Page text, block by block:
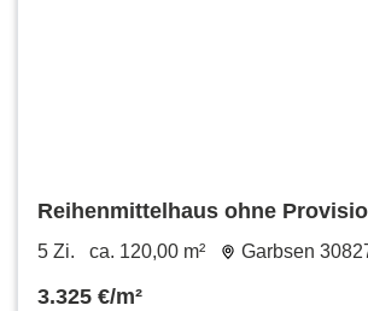
Reihenmittelhaus ohne
5 Zi. ca. 120,00 m² Garbsen
3.325 €/m²